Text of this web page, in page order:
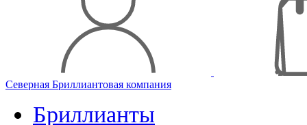
Северная Бриллиантовая компания
Бриллианты